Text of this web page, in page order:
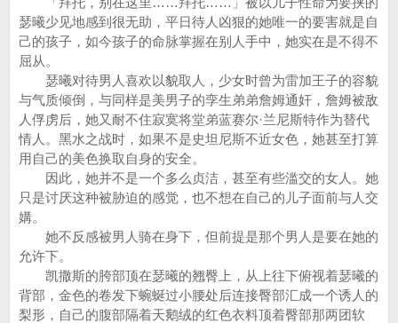
瑟曦少见地感到很无助，平日待人凶狠的她唯一的要害就是自
己的孩子，如今孩子的命脉掌握在别人手中，她实在是不得不
屈从。
瑟曦对待男人喜欢以貌取人，少女时曾为雷加王子的容貌
与气质倾倒，与同样是美男子的孪生弟弟詹姆通奸，詹姆被敌
人俘虏后，她又耐不住寂寞将堂弟蓝赛尔·兰尼斯特作为替代
情人。黑水之战时，如果不是史坦尼斯不近女色，她甚至打算
用自己的美色换取自身的安全。
因此，她并不是一个多么贞洁，甚至有些滥交的女人。她
只是讨厌这种被胁迫的感觉，也不想在自己的儿子面前与人交
媾。
她不反感被男人骑在身下，但前提是那个男人是要在她的
允许下。
凯撒斯的胯部顶在瑟曦的翘臀上，从上往下俯视着瑟曦的
背部，金色的卷发下蜿蜒过小腰处后连接臀部汇成一个诱人的
梨形，自己的腹部隔着天鹅绒的红色衣料顶着臀部那两团软